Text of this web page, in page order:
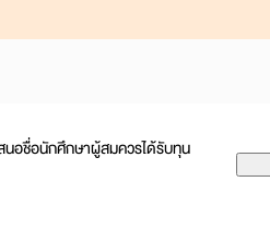
นอชื่อนักศึกษาผู้สมควรได้รับทุน